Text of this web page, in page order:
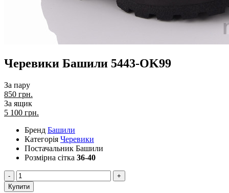
Черевики Башили 5443-OK99
За пару
850 грн.
За ящик
5 100 грн.
Бренд Башили
Категорія Черевики
Постачальник Башили
Розмірна сітка 36-40
-
+
Купити